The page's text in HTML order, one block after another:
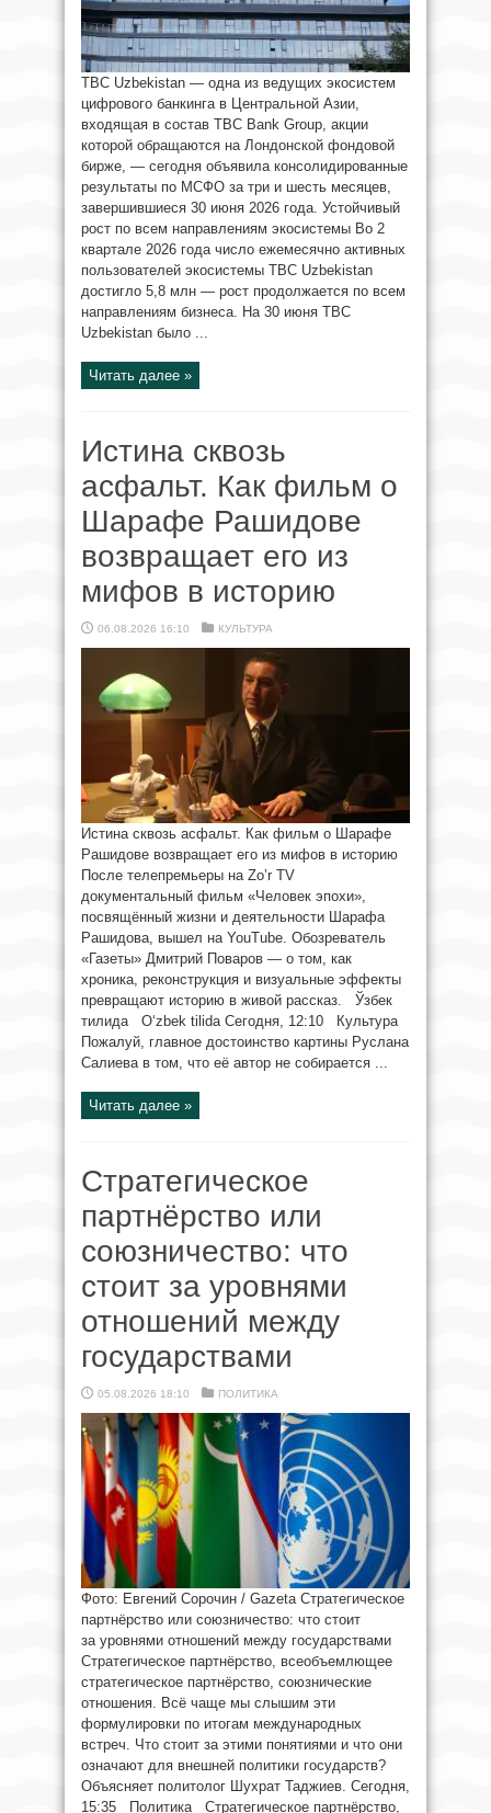
TBC Uzbekistan — одна из ведущих экосистем
цифрового банкинга в Центральной Азии,
входящая в состав TBC Bank Group, акции
которой обращаются на Лондонской фондовой
бирже, — сегодня объявила консолидированные
результаты по МСФО за три и шесть месяцев,
завершившиеся 30 июня 2026 года. Устойчивый
рост по всем направлениям экосистемы Во 2
квартале 2026 года число ежемесячно активных
пользователей экосистемы TBC Uzbekistan
достигло 5,8 млн — рост продолжается по всем
направлениям бизнеса. На 30 июня TBC
Uzbekistan было ...
Читать далее »
Истина сквозь
асфальт. Как фильм о
Шарафе Рашидове
возвращает его из
мифов в историю
06.08.2026 16:10 КУЛЬТУРА
Истина сквозь асфальт. Как фильм о Шарафе
Рашидове возвращает его из мифов в историю
После телепремьеры на Zo’r TV
документальный фильм «Человек эпохи»,
посвящённый жизни и деятельности Шарафа
Рашидова, вышел на YouTube. Обозреватель
«Газеты» Дмитрий Поваров — о том, как
хроника, реконструкция и визуальные эффекты
превращают историю в живой рассказ. Ўзбек
тилида O‘zbek tilida Сегодня, 12:10 Культура
Пожалуй, главное достоинство картины Руслана
Салиева в том, что её автор не собирается ...
Читать далее »
Стратегическое
партнёрство или
союзничество: что
стоит за уровнями
отношений между
государствами
05.08.2026 18:10 ПОЛИТИКА
Фото: Евгений Сорочин / Gazeta Стратегическое
партнёрство или союзничество: что стоит
за уровнями отношений между государствами
Стратегическое партнёрство, всеобъемлющее
стратегическое партнёрство, союзнические
отношения. Всё чаще мы слышим эти
формулировки по итогам международных
встреч. Что стоит за этими понятиями и что они
означают для внешней политики государств?
Объясняет политолог Шухрат Таджиев. Сегодня,
15:35 Политика Стратегическое партнёрство,